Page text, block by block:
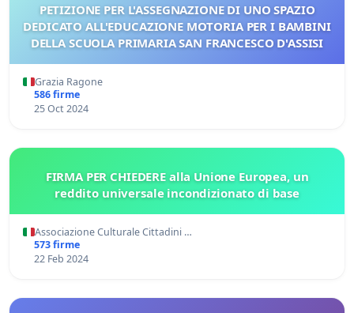
PETIZIONE PER L'ASSEGNAZIONE DI UNO SPAZIO
DEDICATO ALL'EDUCAZIONE MOTORIA PER I BAMBINI
DELLA SCUOLA PRIMARIA SAN FRANCESCO D'ASSISI
Grazia Ragone
586 firme
25 Oct 2024
FIRMA PER CHIEDERE alla Unione Europea, un
reddito universale incondizionato di base
Associazione Culturale Cittadini …
573 firme
22 Feb 2024